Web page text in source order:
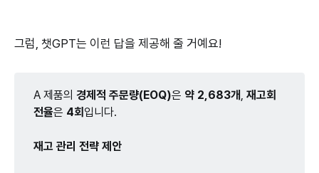
그럼, 챗GPT는 이런 답을 제공해 줄 거예요!
A 제품의경제적 주문량(EOQ)은 약 2,683개,재고회
전율은 4회 입니다.
재고 관리 전략 제안